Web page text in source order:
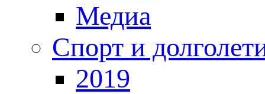
Медиа
Спорт и
2019